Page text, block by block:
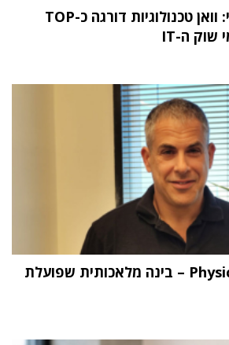
מחקר STKI השנתי: וואן טכנולוגיות דורגה כ-TOP
"העתיד הוא Physical AI – בינה מלאכותית שפועלת